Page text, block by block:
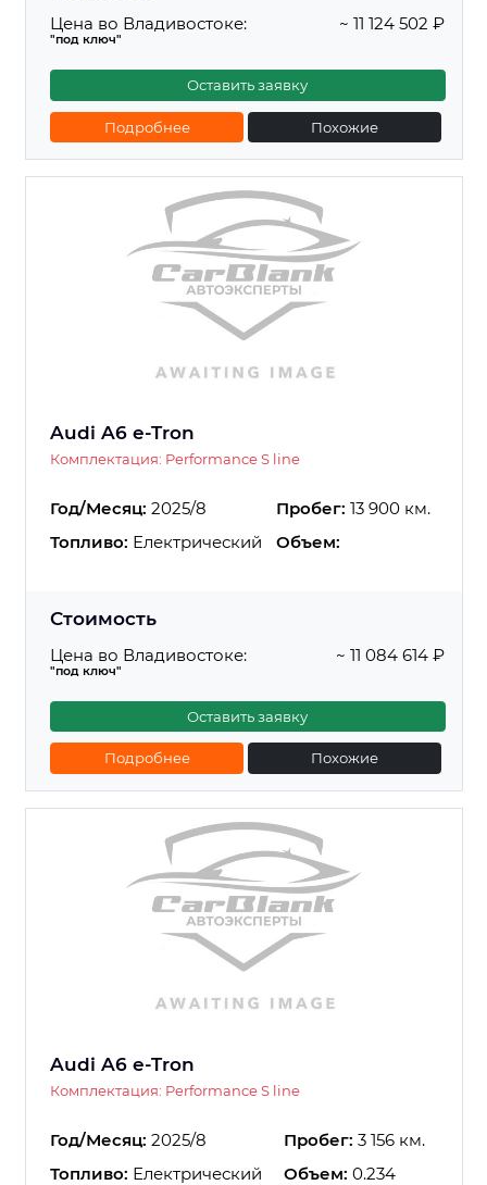
Цена во Владивостоке:
"под ключ"
~ 11 124 502 ₽
Оставить заявку
Подробнее Похожие
Audi A6 e-Tron
Комплектация: Performance S line
Год/Месяц: 2025/8 Пробег: 13 900 км.
Топливо: Електрический Объем:
Стоимость
Цена во Владивостоке:
"под ключ"
~ 11 084 614 ₽
Оставить заявку
Подробнее Похожие
Audi A6 e-Tron
Комплектация: Performance S line
Год/Месяц: 2025/8 Пробег: 3 156 км.
Топливо: Електрический Объем: 0.234